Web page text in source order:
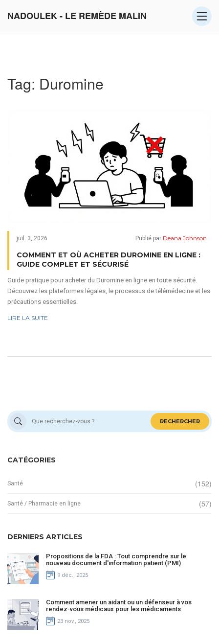
NADOULEK - LE REMÈDE MALIN
Tag: Duromine
juil. 3, 2026 Publié par Deana Johnson
COMMENT ET OÙ ACHETER DUROMINE EN LIGNE :
GUIDE COMPLET ET SÉCURISÉ
Guide pratique pour acheter du Duromine en ligne en toute sécurité.
Découvrez les plateformes légales, le processus de télémédecine et les
précautions essentielles.
LIRE LA SUITE
RECHERCHER
CATÉGORIES
Santé (152)
Santé / Pharmacie en ligne (57)
DERNIERS ARTICLES
Propositions de la FDA : Tout comprendre sur le
nouveau document d'information patient (PMI)
9 déc., 2025
Comment amener un aidant ou un défenseur à vos
rendez-vous médicaux pour les médicaments
23 nov., 2025